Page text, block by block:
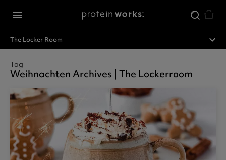
menu
The Locker Room expand_less
Tag
Weihnachten Archives | The Lockerroom